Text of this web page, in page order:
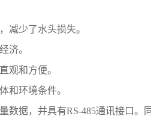
减少了水头损失。
济。
观和方便。
和环境条件。
据，并具有RS-485通讯接口